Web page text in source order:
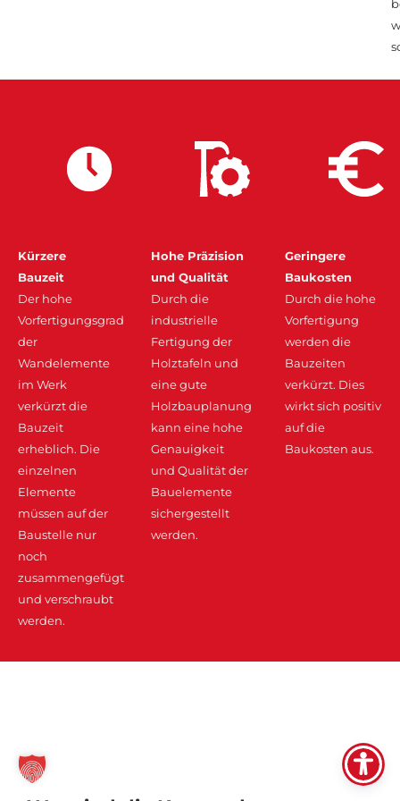
Kürzere
Bauzeit
Der hohe
Vorfertigungsgrad
der
Wandelemente
im Werk
verkürzt die
Bauzeit
erheblich. Die
einzelnen
Elemente
müssen auf der
Baustelle nur
noch
zusammengefügt
und verschraubt
werden.
Hohe Präzision
und Qualität
Durch die
industrielle
Fertigung der
Holztafeln und
eine gute
Holzbauplanung
kann eine hohe
Genauigkeit
und Qualität der
Bauelemente
sichergestellt
werden.
Geringere
Baukosten
Durch die hohe
Vorfertigung
werden die
Bauzeiten
verkürzt. Dies
wirkt sich positiv
auf die
Baukosten aus.